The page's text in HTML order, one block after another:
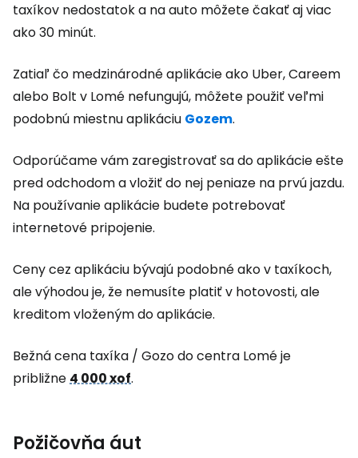
taxíkov nedostatok a na auto môžete čakať aj viac
ako 30 minút.
Zatiaľ čo medzinárodné aplikácie ako Uber, Careem
alebo Bolt v Lomé nefungujú, môžete použiť veľmi
podobnú miestnu aplikáciu Gozem.
Odporúčame vám zaregistrovať sa do aplikácie ešte
pred odchodom a vložiť do nej peniaze na prvú jazdu.
Na používanie aplikácie budete potrebovať
internetové pripojenie.
Ceny cez aplikáciu bývajú podobné ako v taxíkoch,
ale výhodou je, že nemusíte platiť v hotovosti, ale
kreditom vloženým do aplikácie.
Bežná cena taxíka / Gozo do centra Lomé je
približne4 000 xof.
Požičovňa áut